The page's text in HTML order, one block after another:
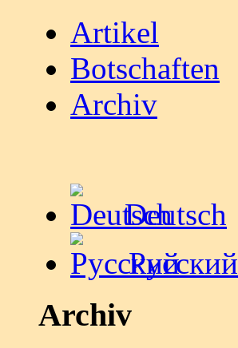
Artikel
Botschaften
Archiv
Deutsch
Русский
Archiv